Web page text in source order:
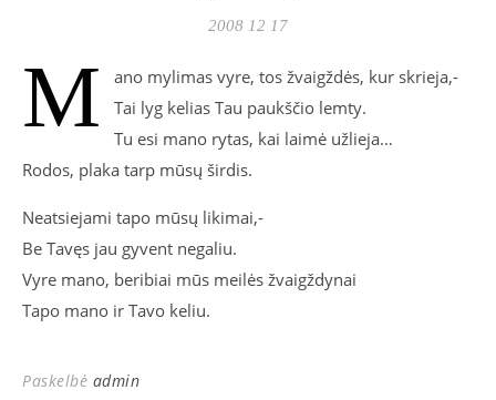
2008 12 17
M
ano mylimas vyre, tos žvaigždės, kur skrieja,-
Tai lyg kelias Tau paukščio lemty.
Tu esi mano rytas, kai laimė užlieja…
Rodos, plaka tarp mūsų širdis.
Neatsiejami tapo mūsų likimai,-
Be Tavęs jau gyvent negaliu.
Vyre mano, beribiai mūs meilės žvaigždynai
Tapo mano ir Tavo keliu.
Paskelbė admin